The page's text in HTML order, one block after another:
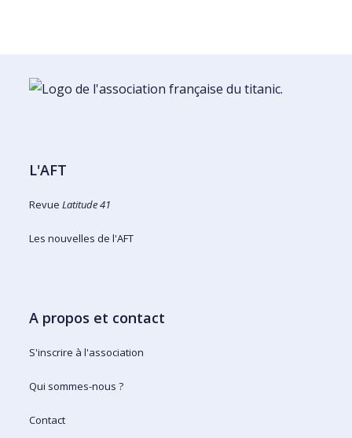
L'AFT
RevueLatitude 41
Les nouvelles de l'AFT
A propos et contact
S'inscrire à l'association
Qui sommes-nous ?
Contact